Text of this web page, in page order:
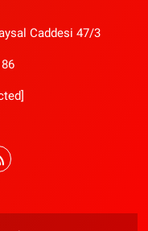
Caddesi 47/3